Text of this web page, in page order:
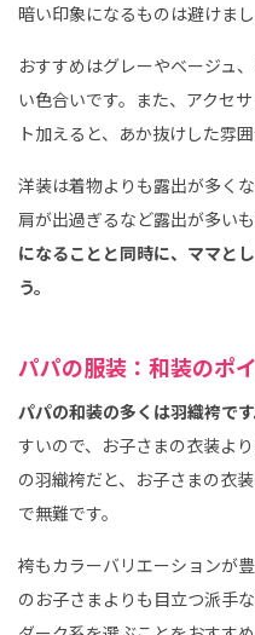
暗い印象になるものは避けまし
おすすめはグレーやベージュ
い色合いです。また、アクセ
ト加えると、あか抜けした雰
洋装は着物よりも露出が多く
肩が出過ぎるなど露出が多いも
になることと同時に、ママと
う。
パパの服装：和装のポ
パパの和装の多くは羽織袴です
すいので、お子さまの衣装よ
の羽織袴だと、お子さまの衣
で無難です。
袴もカラーバリエーションが
のお子さまよりも目立つ派手